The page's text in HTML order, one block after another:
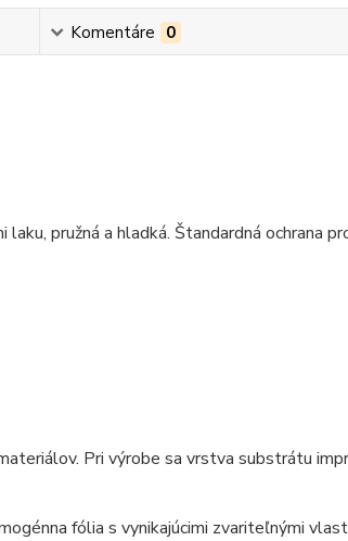
Komentáre 0
pružná a hladká. Štandardná ochrana
Pri výrobe sa vrstva substrátu
fólia s vynikajúcimi zvariteľnými